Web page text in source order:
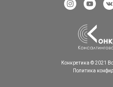
Конкретика © 2021
Политика